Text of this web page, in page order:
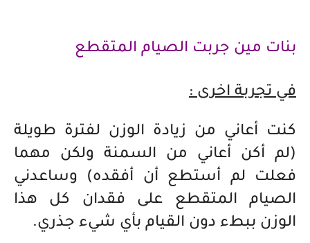
بنات مين جربت الصيام المتقطع
في تجربة اخرى :
كنت أعاني من زيادة الوزن لفترة طويلة
(لم أكن أعاني من السمنة ولكن مهما
فعلت لم أستطع أن أفقده) وساعدني
الصيام المتقطع على فقدان كل هذا
الوزن ببطء دون القيام بأي شيء جذري.